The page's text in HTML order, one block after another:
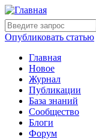
Опубликовать статью
Главная
Новое
Журнал
Публикации
База знаний
Сообщество
Блоги
Форум